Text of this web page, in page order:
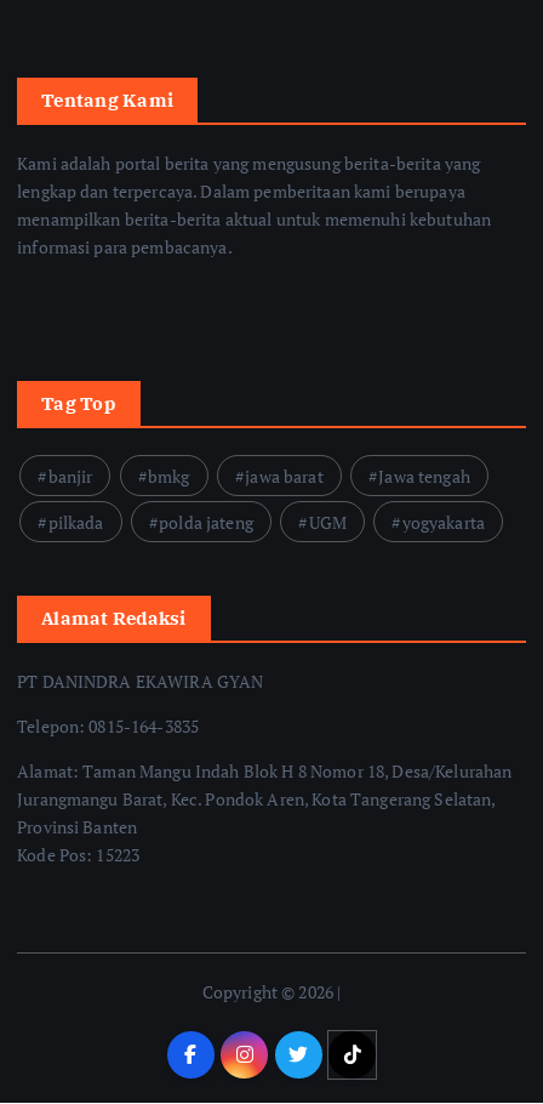
Tentang Kami
Kami adalah portal berita yang mengusung berita-berita yang
lengkap dan terpercaya. Dalam pemberitaan kami berupaya
menampilkan berita-berita aktual untuk memenuhi kebutuhan
informasi para pembacanya.
Tag Top
banjir bmkg jawa barat
Jawa tengah
pilkada
polda jateng UGM yogyakarta
Alamat Redaksi
PT DANINDRA EKAWIRA GYAN
Telepon: 0815-164-3835
Alamat: Taman Mangu Indah Blok H 8 Nomor 18, Desa/Kelurahan
Jurangmangu Barat, Kec. Pondok Aren, Kota Tangerang Selatan,
Provinsi Banten
Kode Pos: 15223
Copyright © 2026 |